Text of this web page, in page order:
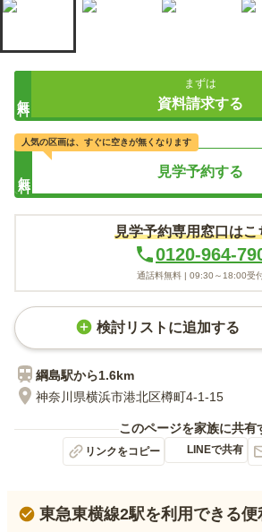
まずは
資料請求する
見学予約する
人気の区画は、すぐに空きが無くなります
見学予約専用窓口はこ
0120-964-
通話料無料 | 09:30～18:00受
検討リストに追加する
綱島駅から1.6km
神奈川県横浜市港北区樽町4-1-15
このページを家族に共有
リンクをコピー LINEで共有
東急東横線2駅を利用できる便